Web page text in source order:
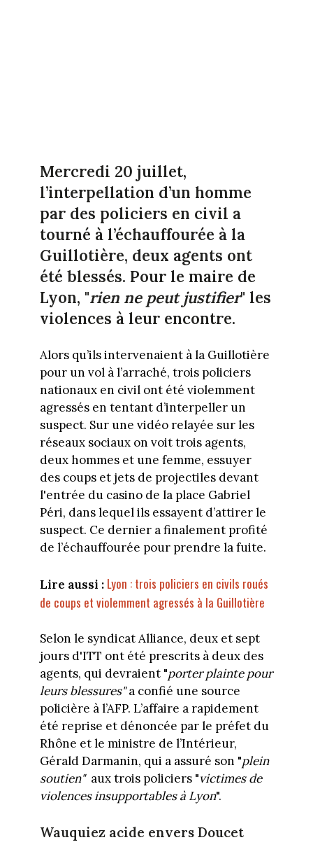
Mercredi 20 juillet,
l’interpellation d’un homme
par des policiers en civil a
tourné à l’échauffourée à la
Guillotière, deux agents ont
été blessés. Pour le maire de
Lyon, "rien ne peut justifier" les
violences à leur encontre.
Alors qu’ils intervenaient à la Guillotière
pour un vol à l’arraché, trois policiers
nationaux en civil ont été violemment
agressés en tentant d’interpeller un
suspect. Sur une vidéo relayée sur les
réseaux sociaux on voit trois agents,
deux hommes et une femme, essuyer
des coups et jets de projectiles devant
l'entrée du casino de la place Gabriel
Péri, dans lequel ils essayent d’attirer le
suspect. Ce dernier a finalement profité
de l’échauffourée pour prendre la fuite.
Lire aussi : Lyon : trois policiers en civils roués
de coups et violemment agressés à la Guillotière
Selon le syndicat Alliance, deux et sept
jours d'ITT ont été prescrits à deux des
agents, qui devraient "porter plainte pour
leurs blessures"a confié une source
policière à l’AFP. L’affaire a rapidement
été reprise et dénoncée par le préfet du
Rhône et le ministre de l’Intérieur,
Gérald Darmanin, qui a assuré son "plein
soutien" aux trois policiers "victimes de
violences insupportables à Lyon".
Wauquiez acide envers Doucet